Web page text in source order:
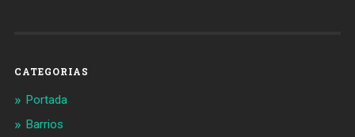
CATEGORIAS
Portada
Barrios